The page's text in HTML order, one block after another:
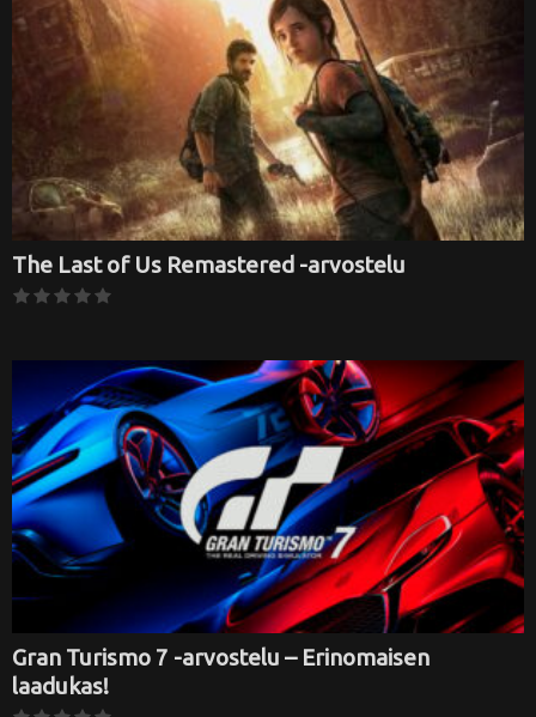
The Last of Us Remastered -arvostelu
Gran Turismo 7 -arvostelu – Erinomaisen
laadukas!